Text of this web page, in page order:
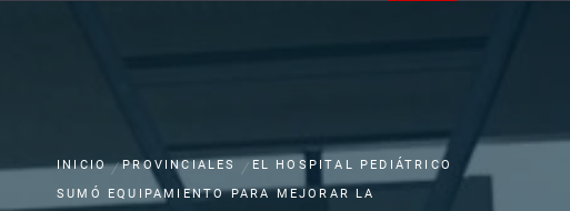
INICIO PROVINCIALES
EL HOSPITAL PEDIÁTRICO
SUMÓ EQUIPAMIENTO PARA MEJORAR LA